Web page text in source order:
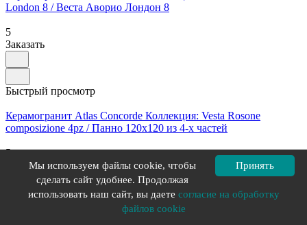
London 8 / Веста Аворио Лондон 8
5
Заказать
Быстрый просмотр
Керамогранит Atlas Concorde Коллекция: Vesta Rosone
composizione 4pz / Панно 120х120 из 4-х частей
5
Заказать
Принять
Мы используем файлы cookie, чтобы
сделать сайт удобнее. Продолжая
использовать наш сайт, вы даете согласие на обработку
файлов cookie